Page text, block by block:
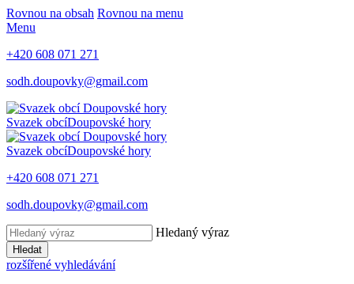
Rovnou na obsah Rovnou na menu
Menu
+420 608 071 271
sodh.doupovky@gmail.com
Svazek obcíDoupovské hory
Svazek obcíDoupovské hory
+420 608 071 271
sodh.doupovky@gmail.com
Hledaný výraz
Hledat
rozšířené vyhledávání